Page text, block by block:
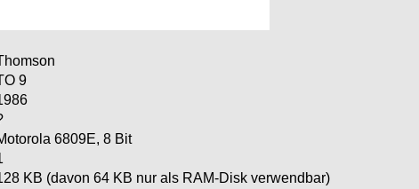
9
6809E, 8 Bit
KB (davon 64 KB nur als RAM-Disk verwendbar)